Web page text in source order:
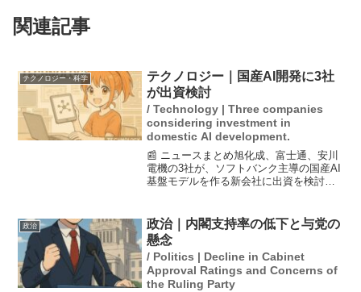
関連記事
テクノロジー・科学
テクノロジー｜国産AI開発に3社
が出資検討
/ Technology | Three companies
considering investment in
domestic AI development.
📰 ニュースまとめ旭化成、富士通、安川
電機の3社が、ソフトバンク主導の国産AI
基盤モデルを作る新会社に出資を検討し
体制が強化される見込みです。出資額は
各社数千万円程度...
政治
政治｜内閣支持率の低下と与党の
懸念
/ Politics | Decline in Cabinet
Approval Ratings and Concerns of
the Ruling Party